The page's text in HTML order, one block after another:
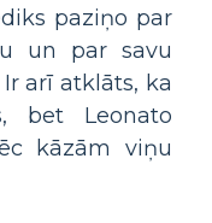
paziņo par
un par savu
arī atklāts, ka
bet Leonato
kāzām viņu